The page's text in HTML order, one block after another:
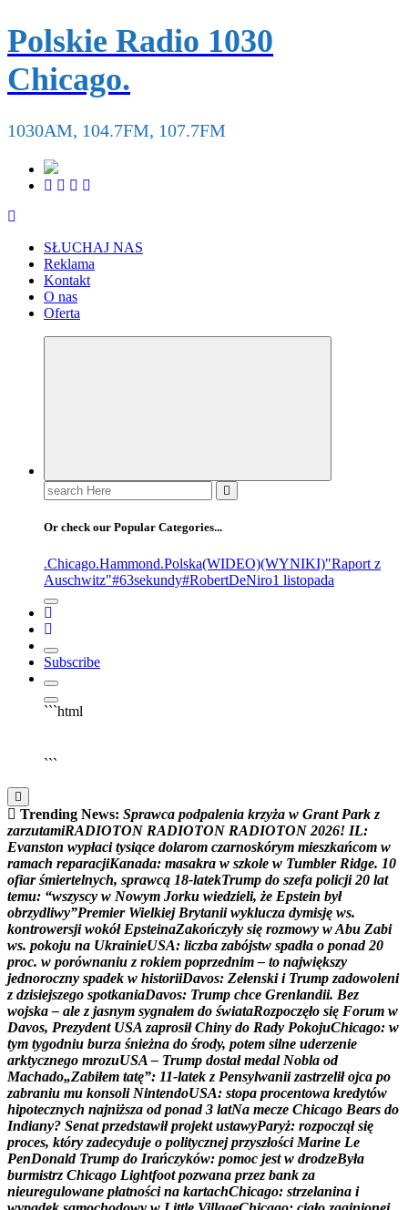
Polskie Radio 1030
Chicago.
1030AM, 104.7FM, 107.7FM
SŁUCHAJ NAS
Reklama
Kontakt
O nas
Oferta
Or check our Popular Categories...
.Chicago.Hammond.Polska(WIDEO)(WYNIKI)"Raport z
Auschwitz"#63sekundy#RobertDeNiro1 listopada
Subscribe
```html
```
Trending News: Sprawca podpalenia krzyża w Grant Park z
zarzutamiRADIOTON RADIOTON RADIOTON 2026! IL:
Evanston wypłaci tysiące dolarom czarnoskórym mieszkańcom w
ramach reparacjiKanada: masakra w szkole w Tumbler Ridge. 10
ofiar śmiertelnych, sprawcą 18-latekTrump do szefa policji 20 lat
temu: “wszyscy w Nowym Jorku wiedzieli, że Epstein był
obrzydliwy”Premier Wielkiej Brytanii wyklucza dymisję ws.
kontrowersji wokół EpsteinaZakończyły się rozmowy wAbu Zabi
ws. pokoju na UkrainieUSA: liczba zabójstw spadła o ponad 20
proc. w porównaniu z rokiem poprzednim – to największy
jednoroczny spadek w historiiDavos: Zełenski i Trump zadowoleni
z dzisiejszego spotkaniaDavos: Trump chce Grenlandii. Bez
wojska – ale z jasnym sygnałem do świataRozpoczęło się Forum w
Davos, Prezydent USA zaprosił Chiny do Rady PokojuChicago: w
tym tygodniu burza śnieżna do środy, potem silne uderzenie
arktycznego mrozuUSA – Trump dostał medal Nobla od
Machado„Zabiłem tatę”: 11-latek z Pensylwanii zastrzelił ojca po
zabraniu mu konsoli NintendoUSA: stopa procentowa kredytów
hipotecznych najniższa od ponad 3 latNa mecze Chicago Bears do
Indiany? Senat przedstawił projekt ustawyParyż: rozpoczął się
proces, który zadecyduje o politycznej przyszłości Marine Le
PenDonald Trump do Irańczyków: pomoc jest w drodzeByła
burmistrz Chicago Lightfoot pozwana przez bank za
nieuregulowane płatności na kartachChicago: strzelanina i